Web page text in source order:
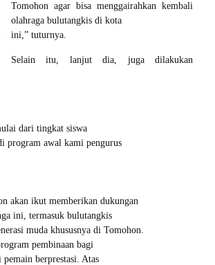
Tomohon agar bisa menggairahkan kembali
olahraga bulutangkis di kota
ini,” tuturnya.
Selain itu, lanjut dia, juga dilakukan
dari tingkat siswa
program awal kami pengurus
akan ikut memberikan dukungan
ini, termasuk bulutangkis
muda khususnya di Tomohon.
pembinaan bagi
berprestasi. Atas